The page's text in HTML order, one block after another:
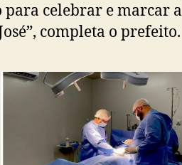
celebrar e marcar a
completa o prefeito.